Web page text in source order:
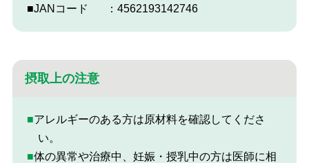
■JANコード
：4562193142746
摂取上の注意
■アレルギーのある方は原材料を確認してくださ
い。
■体の異常や治療中、妊娠・授乳中の方は医師に相